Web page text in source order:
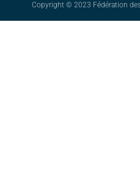
Copyright © 2023 Fédération